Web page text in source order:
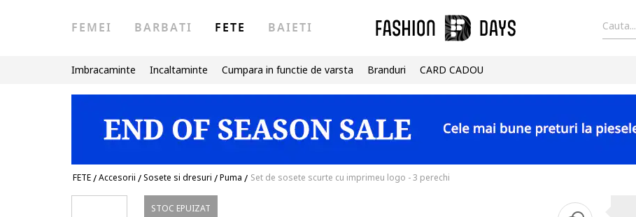
Cauta...
FEMEI BARBATI FETE BAIETI
Imbracaminte Incaltaminte Cumpara in functie de varsta Branduri CARD CADOU
FETE/Accesorii /Sosete si dresuri /Puma / Set de sosete scurte cu imprimeu logo - 3 perechi
STOC EPUIZAT